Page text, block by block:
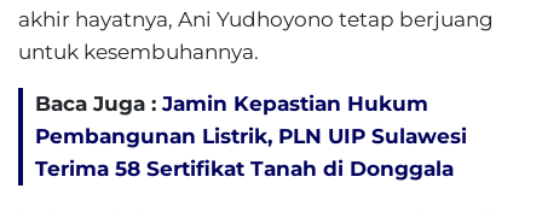
akhir hayatnya, Ani Yudhoyono tetap berjuang
untuk kesembuhannya.
Baca Juga : Jamin Kepastian Hukum
Pembangunan Listrik, PLN UIP Sulawesi
Terima 58 Sertifikat Tanah di Donggala